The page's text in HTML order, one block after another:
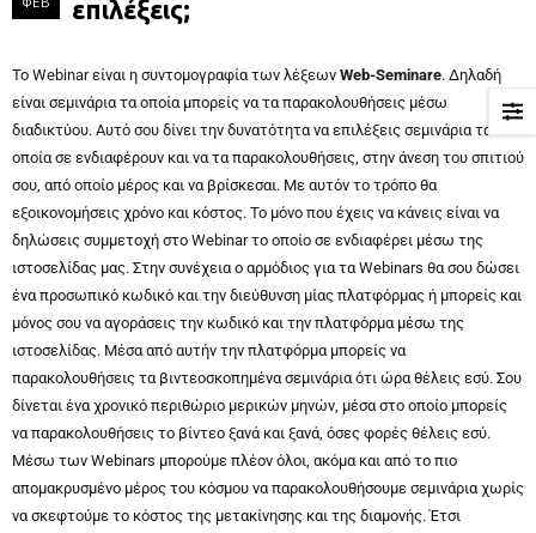
επιλέξεις;
Το Webinar είναι η συντομογραφία των λέξεων Web-Seminare. Δηλαδή
είναι σεμινάρια τα οποία μπορείς να τα παρακολουθήσεις μέσω
διαδικτύου. Αυτό σου δίνει την δυνατότητα να επιλέξεις σεμινάρια τα
οποία σε ενδιαφέρουν και να τα παρακολουθήσεις, στην άνεση του σπιτιού
σου, από οποίο μέρος και να βρίσκεσαι. Με αυτόν το τρόπο θα
εξοικονομήσεις χρόνο και κόστος. Το μόνο που έχεις να κάνεις είναι να
δηλώσεις συμμετοχή στο Webinar το οποίο σε ενδιαφέρει μέσω της
ιστοσελίδας μας. Στην συνέχεια ο αρμόδιος για τα Webinars θα σου δώσει
ένα προσωπικό κωδικό και την διεύθυνση μίας πλατφόρμας ή μπορείς και
μόνος σου να αγοράσεις την κωδικό και την πλατφόρμα μέσω της
ιστοσελίδας. Μέσα από αυτήν την πλατφόρμα μπορείς να
παρακολουθήσεις τα βιντεοσκοπημένα σεμινάρια ότι ώρα θέλεις εσύ. Σου
δίνεται ένα χρονικό περιθώριο μερικών μηνών, μέσα στο οποίο μπορείς
να παρακολουθήσεις το βίντεο ξανά και ξανά, όσες φορές θέλεις εσύ.
Μέσω των Webinars μπορούμε πλέον όλοι, ακόμα και από το πιο
απομακρυσμένο μέρος του κόσμου να παρακολουθήσουμε σεμινάρια χωρίς
να σκεφτούμε το κόστος της μετακίνησης και της διαμονής. Έτσι